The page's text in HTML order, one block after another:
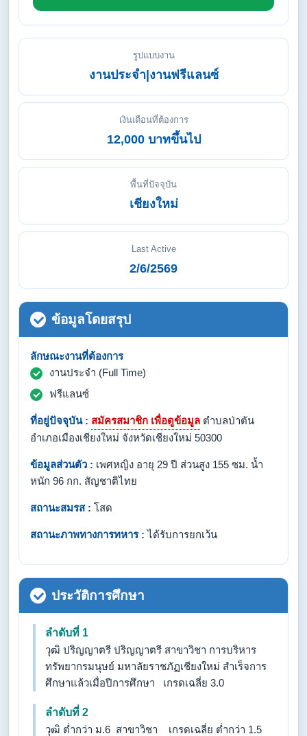
รูปแบบงาน
งานประจำ|งานฟรีแลนซ์
เงินเดือนที่ต้องการ
12,000 บาทขึ้นไป
พื้นที่ปัจจุบัน
เชียงใหม่
Last Active
2/6/2569
ข้อมูลโดยสรุป
ลักษณะงานที่ต้องการ
งานประจำ (Full Time)
ฟรีแลนซ์
ที่อยู่ปัจจุบัน : สมัครสมาชิก เพื่อดูข้อมูล ตำบลป่าตัน
อำเภอเมืองเชียงใหม่ จังหวัดเชียงใหม่ 50300
ข้อมูลส่วนตัว : เพศหญิง อายุ 29 ปี ส่วนสูง 155 ซม. น้ำ
หนัก 96 กก. สัญชาติไทย
สถานะสมรส : โสด
สถานะภาพทางการทหาร : ได้รับการยกเว้น
ประวัติการศึกษา
ลำดับที่ 1
วุฒิ ปริญญาตรี ปริญญาตรี สาขาวิชา การบริหาร
ทรัพยากรมนุษย์ มหาลัยราชภัฏเชียงใหม่ สำเร็จการ
ศึกษาแล้วเมื่อปีการศึกษา เกรดเฉลี่ย 3.0
ลำดับที่ 2
วุฒิ ต่ำกว่า ม.6 สาขาวิชา เกรดเฉลี่ย ต่ำกว่า 1.5